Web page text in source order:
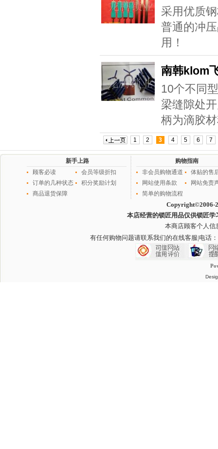
采用优质
普通的冲
用！
南韩klom
10个不同
梁缝隙处
柄为滴胶
1 2 3 4 5 6 7
新手上路
顾客必读
会员等级折扣
订单的几种状态
积分奖励计划
商品退货保障
购物指南
非会员购物通道
体贴的售
网站使用条款
网站免责
简单的购物流程
Copyright©2006-
本店经营的锁匠用品仅供锁匠
本商店顾客个人信
有任何购物问题请联系我们的在线客服|电话：